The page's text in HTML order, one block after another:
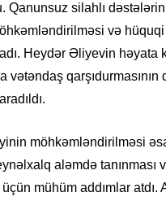
Qanunsuz silahlı dəstələrin
və hüquqi
Heydər Əliyevin həyata
qarşıdurmasının
möhkəmləndirilməsi
aləmdə tanınması
mühüm addımlar atdı.